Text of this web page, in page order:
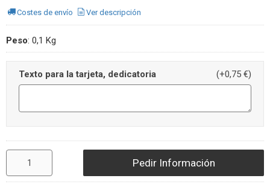
Costes de envío Ver descripción
Peso: 0,1 Kg
Texto para la tarjeta, dedicatoria (+0,75 €)
Pedir Información